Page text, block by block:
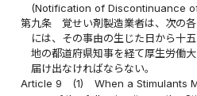
(Notification of Discontinuance
第九条
覚せい剤製造業者は、次の
には、その事由の生じた日から十
地の都道府県知事を経て厚生労働
届け出なければならない。
Article 9
(1)
When a Stimulants